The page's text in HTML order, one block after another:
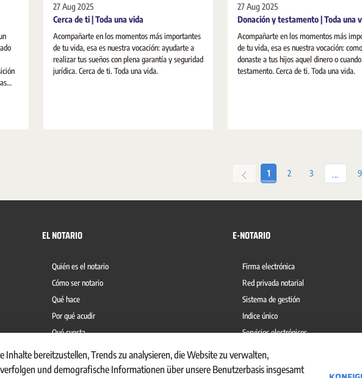
27 Aug 2025
Cerca de ti | Toda una vida
Acompañarte en los momentos más importantes
de tu vida, esa es nuestra vocación: ayudarte a
realizar tus sueños con plena garantía y seguridad
jurídica. Cerca de ti. Toda una vida.
27 Aug 2025
Donación y testamento | Toda una
Acompañarte en los momentos más
de tu vida, esa es nuestra vocación:
donaste a tus hijos aquel dinero o
testamento. Cerca de ti. Toda una vida.
Seite
1 Seite
2 Seite
3 ... 9
EL NOTARIO
Quién es el notario
Cómo ser notario
Qué hace
Por qué acudir
Qué cuesta
Prevención del blanqueo de capitales
E-NOTARIO
Firma electrónica
Red privada notarial
Sistema de gestión
Indice único
Servicios electrónicos
Ábaco
bereitzustellen, Trends zu analysieren, die Website zu verwalten,
und demografische Informationen über unsere Benutzerbasis insgesamt